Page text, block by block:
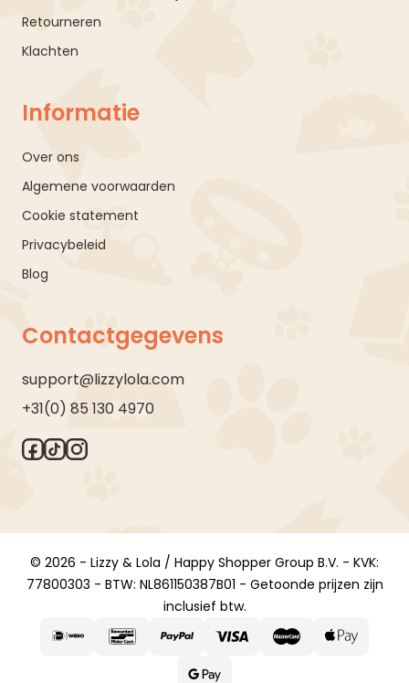
Retourneren
Klachten
Informatie
Over ons
Algemene voorwaarden
Cookie statement
Privacybeleid
Blog
Contactgegevens
support@lizzylola.com
+31(0) 85 130 4970
© 2026 - Lizzy & Lola / Happy Shopper Group B.V. - KVK:
77800303 - BTW: NL861150387B01 - Getoonde prijzen zijn
inclusief btw.